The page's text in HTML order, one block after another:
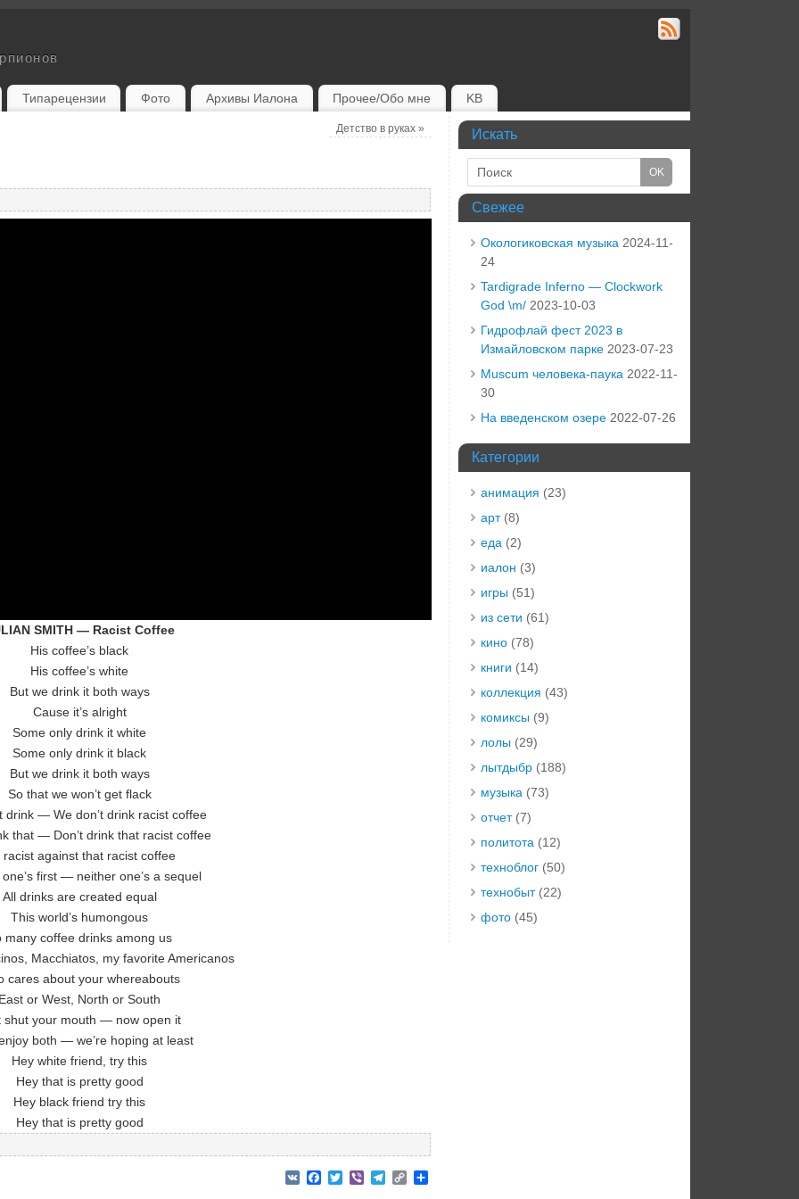
Типарецензии Фото Архивы Иалона Прочее/Обо мне KB
Детство в руках»
SMITH — Racist Coffee
His coffee’s black
His coffee’s white
But we drink it both ways
Cause it’s alright
Some only drink it white
Some only drink it black
But we drink it both ways
So that we won’t get flack
drink — We don’t drink racist coffee
that — Don’t drink that racist coffee
racist against that racist coffee
first — neither one’s a sequel
All drinks are created equal
This world’s humongous
many coffee drinks among us
Macchiatos, my favorite Americanos
cares about your whereabouts
or West, North or South
shut your mouth — now open it
enjoy both — we’re hoping at least
Hey white friend, try this
Hey that is pretty good
Hey black friend try this
Hey that is pretty good
VK Facebook
TwitterViberTelegram
Copy
Искать
Свежее
Окологиковская музыка 2024-11-
24
Tardigrade Inferno — Clockwork
God \m/ 2023-10-03
Гидрофлай фест 2023 в
Измайловском парке 2023-07-23
Muscum человека-паука 2022-11-
30
На введенском озере 2022-07-26
Категории
анимация (23)
арт(8)
еда (2)
иалон (3)
игры (51)
из сети (61)
кино (78)
книги (14)
коллекция (43)
комиксы (9)
лолы (29)
лытдыбр (188)
музыка (73)
отчет(7)
политота (12)
техноблог (50)
технобыт(22)
фото (45)